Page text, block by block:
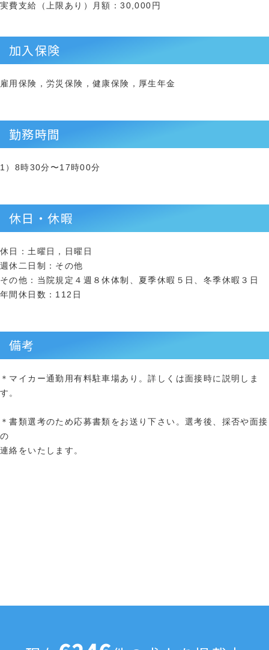
実費支給（上限あり）月額：30,000円
加入保険
雇用保険，労災保険，健康保険，厚生年金
勤務時間
1）8時30分〜17時00分
休日・休暇
休日：土曜日，日曜日
週休二日制：その他
その他：当院規定４週８休体制、夏季休暇５日、冬季休暇３日
年間休日数：112日
備考
＊マイカー通勤用有料駐車場あり。詳しくは面接時に説明しま
す。
＊書類選考のため応募書類をお送り下さい。選考後、採否や面接
の
連絡をいたします。